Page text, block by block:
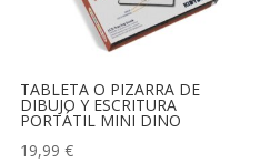
TABLETA O PIZARRA DE
DIBUJO Y ESCRITURA
PORTÁTIL MINI DINO
19,99 €